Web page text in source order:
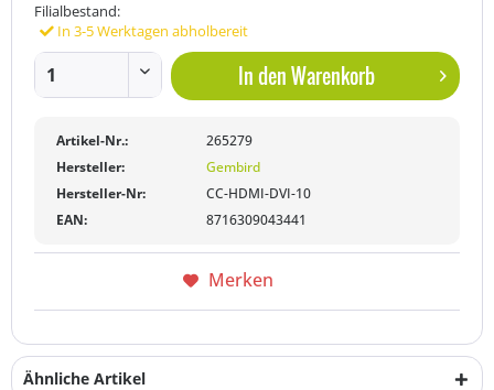
Filialbestand:
In 3-5 Werktagen abholbereit
In denWarenkorb
Artikel-Nr.:
265279
Hersteller:
Gembird
Hersteller-Nr:
CC-HDMI-DVI-10
EAN:
8716309043441
Merken
Ähnliche Artikel